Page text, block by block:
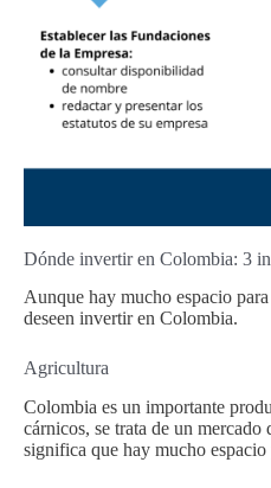
Dónde invertir en Colombia: 3
Aunque hay mucho espacio
deseen invertir en Colombia.
Agricultura
Colombia es un importante
cárnicos, se trata de un
significa que hay mucho